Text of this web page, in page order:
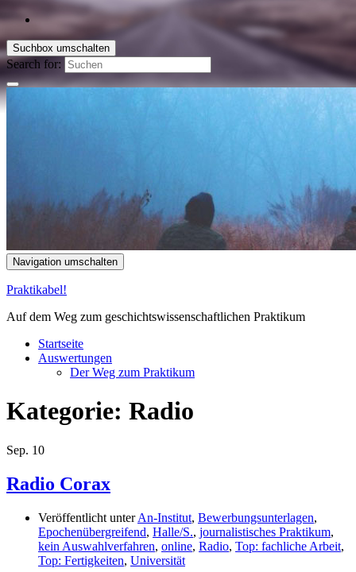
Suchbox umschalten
Search for:
Navigation umschalten
Praktikabel!
Auf dem Weg zum geschichtswissenschaftlichen Praktikum
Startseite
Auswertungen
Der Weg zum Praktikum
Kategorie: Radio
Sep. 10
Radio Corax
Veröffentlicht unterAn-Institut, Bewerbungsunterlagen,
Epochenübergreifend, Halle/S., journalistisches Praktikum,
kein Auswahlverfahren, online, Radio, Top: fachliche Arbeit,
Top: Fertigkeiten, Universität